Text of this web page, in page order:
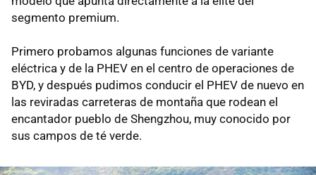
segmento premium.
Primero probamos algunas funciones de variante
eléctrica y de la PHEV en el centro de operaciones de
BYD, y después pudimos conducir el PHEV de nuevo en
las reviradas carreteras de montaña que rodean el
encantador pueblo de Shengzhou, muy conocido por
sus campos de té verde.